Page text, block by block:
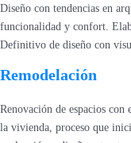
Diseño con tendencias en
funcionalidad y confort.
Definitivo de diseño con
Remodelación
Renovación de espacios con
la vivienda, proceso que